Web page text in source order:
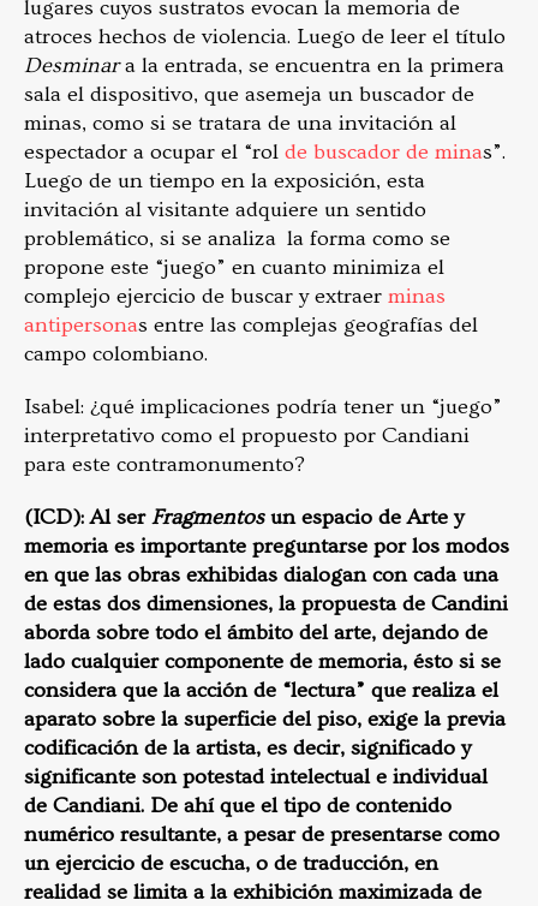
lugares cuyos sustratos evocan la memoria de
atroces hechos de violencia. Luego de leer el título
Desminara la entrada, se encuentra en la primera
sala el dispositivo, que asemeja un buscador de
minas, como si se tratara de una invitación al
espectador a ocupar el “rol de buscador de minas”.
Luego de un tiempo en la exposición, esta
invitación al visitante adquiere un sentido
problemático, si se analiza la forma como se
propone este “juego” en cuanto minimiza el
complejo ejercicio de buscar y extraer minas
antipersonas entre las complejas geografías del
campo colombiano.
Isabel: ¿qué implicaciones podría tener un “juego”
interpretativo como el propuesto por Candiani
para este contramonumento?
(ICD): Al serFragmentosun espacio de Arte y
memoria es importante preguntarse por los modos
en que las obras exhibidas dialogan con cada una
de estas dos dimensiones, la propuesta de Candini
aborda sobre todo el ámbito del arte, dejando de
lado cualquier componente de memoria, ésto si se
considera que la acción de “lectura” que realiza el
aparato sobre la superficie del piso, exige la previa
codificación de la artista, es decir, significado y
significante son potestad intelectual e individual
de Candiani. De ahí que el tipo de contenido
numérico resultante, a pesar de presentarse como
un ejercicio de escucha, o de traducción, en
realidad se limita a la exhibición maximizada de